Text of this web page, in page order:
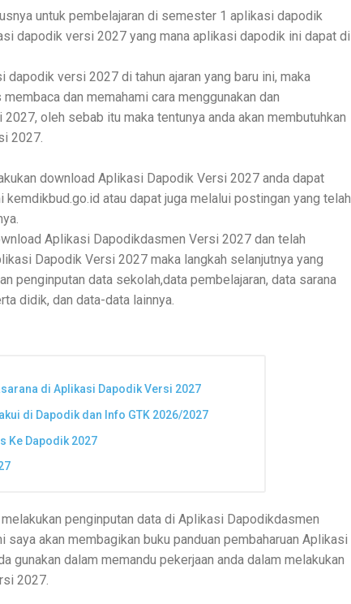
untuk pembelajaran di semester 1 aplikasi dapodik
dapodik versi 2027 yang mana aplikasi dapodik ini dapat di
dapodik versi 2027 di tahun ajaran yang baru ini, maka
dan memahami cara menggunakan dan
oleh sebab itu maka tentunya anda akan membutuhkan
2027.
download Aplikasi Dapodik Versi 2027 anda dapat
kemdikbud.go.id atau dapat juga melalui postingan yang telah
Aplikasi Dapodikdasmen Versi 2027 dan telah
Dapodik Versi 2027 maka langkah selanjutnya yang
penginputan data sekolah,data pembelajaran, data sarana
didik, dan data-data lainnya.
di Aplikasi Dapodik Versi 2027
di Dapodik dan Info GTK 2026/2027
Ke Dapodik 2027
penginputan data di Aplikasi Dapodikdasmen
saya akan membagikan buku panduan pembaharuan Aplikasi
gunakan dalam memandu pekerjaan anda dalam melakukan
2027.